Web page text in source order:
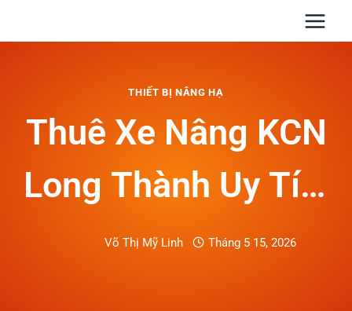
THIẾT BỊ NÂNG HẠ
Thuê Xe Nâng KCN
Long Thành Uy Tín,
Báo Giá Nhanh
Võ Thị Mỹ Linh Tháng 5 15, 2026